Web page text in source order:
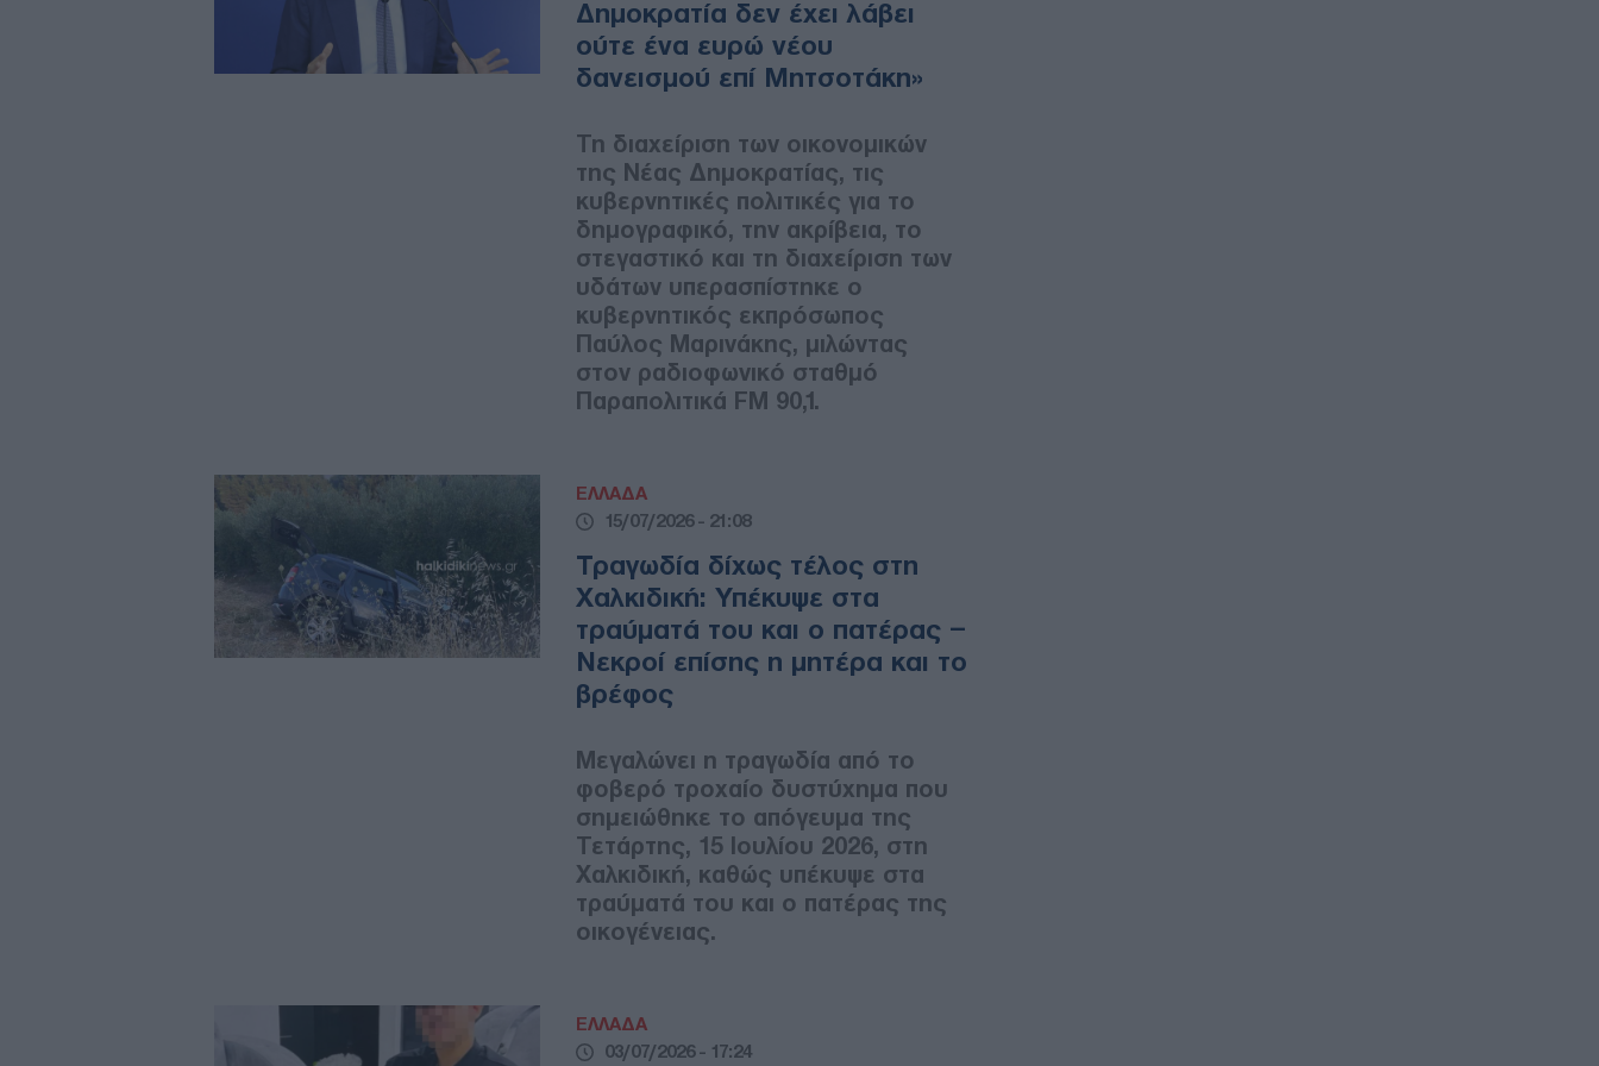
Δημοκρατία δεν έχει λάβει
ούτε ένα ευρώ νέου
δανεισμού επί Μητσοτάκη»
Τη διαχείριση των οικονομικών
της Νέας Δημοκρατίας, τις
κυβερνητικές πολιτικές για το
δημογραφικό, την ακρίβεια, το
στεγαστικό και τη διαχείριση των
υδάτων υπερασπίστηκε ο
κυβερνητικός εκπρόσωπος
Παύλος Μαρινάκης, μιλώντας
στον ραδιοφωνικό σταθμό
Παραπολιτικά FM 90,1.
ΕΛΛΑΔΑ
15/07/2026 - 21:08
Τραγωδία δίχως τέλος στη
Χαλκιδική: Υπέκυψε στα
τραύματά του και ο πατέρας –
Νεκροί επίσης η μητέρα και το
βρέφος
Μεγαλώνει η τραγωδία από το
φοβερό τροχαίο δυστύχημα που
σημειώθηκε το απόγευμα της
Τετάρτης, 15 Ιουλίου 2026, στη
Χαλκιδική, καθώς υπέκυψε στα
τραύματά του και ο πατέρας της
οικογένειας.
ΕΛΛΑΔΑ
03/07/2026 - 17:24